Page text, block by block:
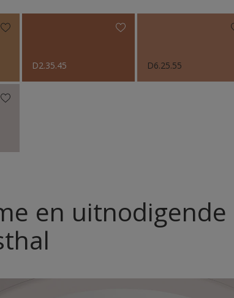
D2.35.45 D6.25.55
en uitnodigende